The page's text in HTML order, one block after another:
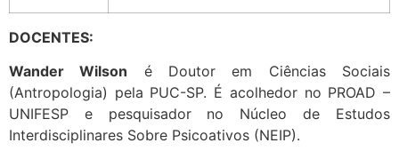
DOCENTES:
Wander Wilson é Doutor em Ciências Sociais
(Antropologia) pela PUC-SP. É acolhedor no PROAD –
UNIFESP e pesquisador no Núcleo de Estudos
Interdisciplinares Sobre Psicoativos (NEIP).